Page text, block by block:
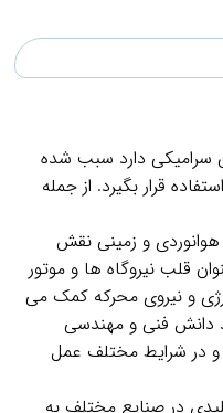
سرامیکی دارد سبب شده
قرار بگیرد. از جمله
و زمینی نقش
قلب نیروگاه‌ ها و موتور
و نیروی محرکه کمک می‌
دانش فنی و مهندسی
و در شرایط مختلف عمل
در صنایع مختلف به